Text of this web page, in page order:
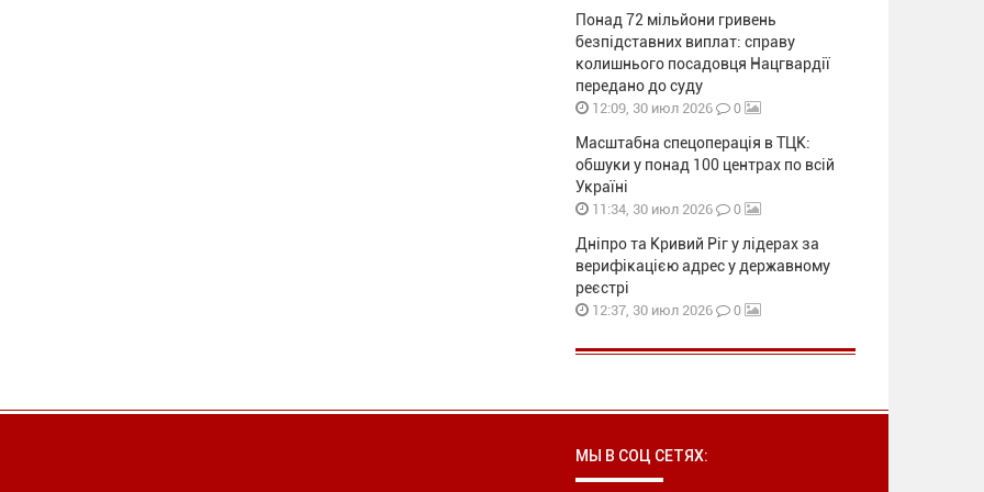
Понад 72 мільйони гривень
безпідставних виплат: справу
колишнього посадовця Нацгвардії
передано до суду
12:09, 30 июл 2026 0
Масштабна спецоперація в ТЦК:
обшуки у понад 100 центрах по всій
Україні
11:34, 30 июл 2026 0
Дніпро та Кривий Ріг у лідерах за
верифікацією адрес у державному
реєстрі
12:37, 30 июл 2026 0
МЫ В СОЦ СЕТЯХ: